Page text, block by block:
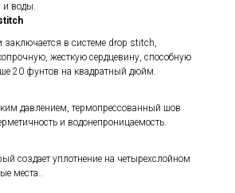
и воды.
заключается в системе drop stitch,
жесткую сердцевину, способную
20 фунтов на квадратный дюйм.
давлением, термопрессованный шов
и водонепроницаемость.
создает уплотнение на четырехслойном
места..